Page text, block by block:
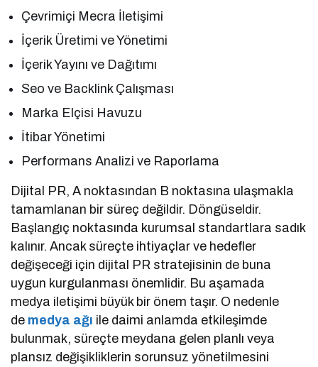
Çevrimiçi Mecra İletişimi
İçerik Üretimi ve Yönetimi
İçerik Yayını ve Dağıtımı
Seo ve Backlink Çalışması
Marka Elçisi Havuzu
İtibar Yönetimi
Performans Analizi ve Raporlama
Dijital PR, A noktasından B noktasına ulaşmakla
tamamlanan bir süreç değildir. Döngüseldir.
Başlangıç noktasında kurumsal standartlara sadık
kalınır. Ancak süreçte ihtiyaçlar ve hedefler
değişeceği için dijital PR stratejisinin de buna
uygun kurgulanması önemlidir. Bu aşamada
medya iletişimi büyük bir önem taşır. O nedenle
de medya ağı ile daimi anlamda etkileşimde
bulunmak, süreçte meydana gelen planlı veya
plansız değişikliklerin sorunsuz yönetilmesini